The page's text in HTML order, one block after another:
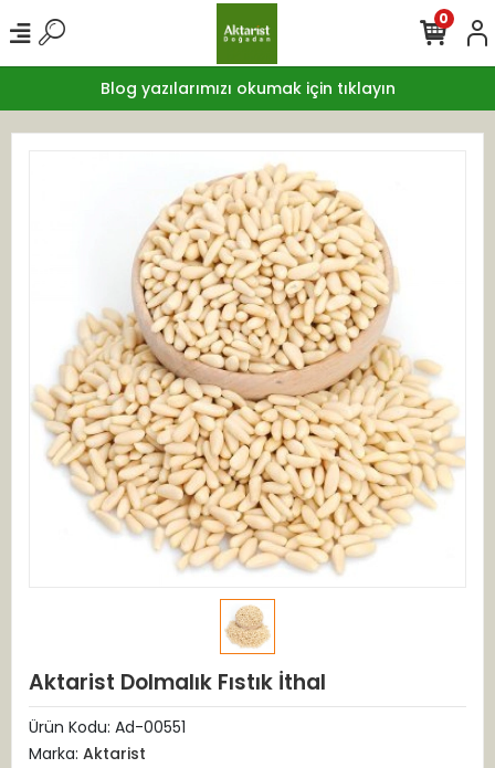
Blog yazılarımızı okumak için tıklayın
0
Aktarist Dolmalık Fıstık İthal
Ürün Kodu: Ad-00551
Marka: Aktarist